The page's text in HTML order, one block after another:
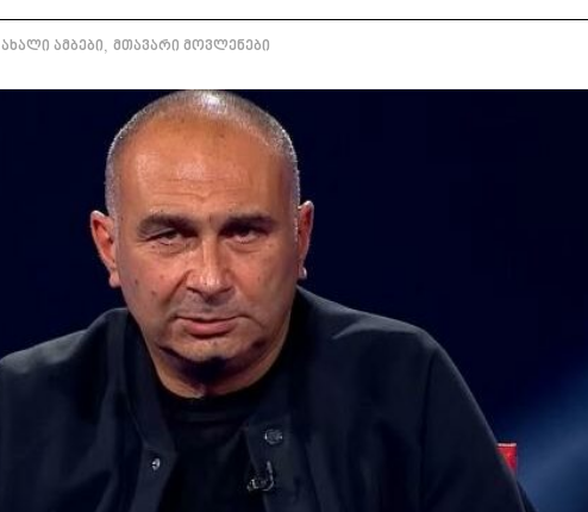
ახალი ამბები, მთავარი მოვლენები